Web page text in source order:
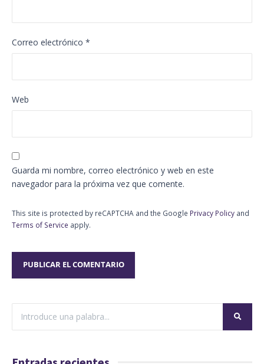
Correo electrónico *
Web
Guarda mi nombre, correo electrónico y web en este
navegador para la próxima vez que comente.
This site is protected by reCAPTCHA and the Google Privacy Policy and
Terms of Service apply.